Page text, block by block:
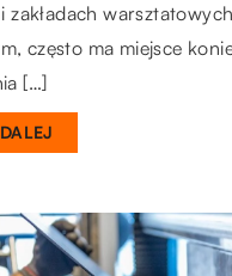
zakładach
często ma miejsce
[…]